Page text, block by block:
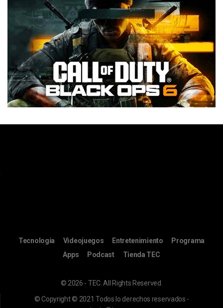
Tecnología Videojuegos Entretenimiento
Programa
Apps
Podcast Tienda TEC
© 2026 - TEC. All Rights Reserved.
© Copyright © 2021 Todos lo derechos reservados -